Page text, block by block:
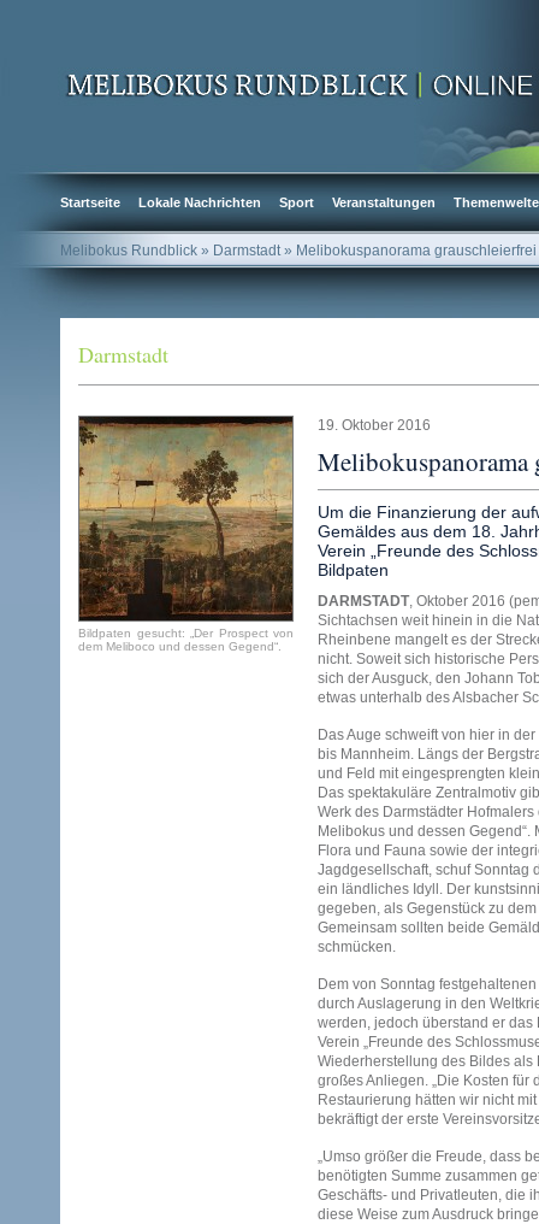
Startseite Lokale Nachrichten Sport Veranstaltungen
Melibokus Rundblick » Darmstadt » Melibokuspanorama grauschleierfrei
Darmstadt
Bildpaten gesucht: „Der Prospect von
dem Meliboco und dessen Gegend“.
19. Oktober 2016
Melibokuspanorama
Um die Finanzierung der
Gemäldes aus dem 18.
Verein „Freunde des
Bildpaten
DARMSTADT, Oktober 2016
Sichtachsen weit hinein in die
Rheinbene mangelt es der
nicht. Soweit sich historische
sich der Ausguck, den Johann
etwas unterhalb des Alsbacher
Das Auge schweift von hier in
bis Mannheim. Längs der
und Feld mit eingesprengten
Das spektakuläre Zentralmotiv
Werk des Darmstädter
Melibokus und dessen
Flora und Fauna sowie der
Jagdgesellschaft, schuf Sonntag
ein ländliches Idyll. Der
gegeben, als Gegenstück zu
Gemeinsam sollten beide
schmücken.
Dem von Sonntag
durch Auslagerung in den
werden, jedoch überstand er
Verein „Freunde des
Wiederherstellung des Bildes
großes Anliegen. „Die Kosten
Restaurierung hätten wir nicht
bekräftigt der erste
„Umso größer die Freude, dass
benötigten Summe zusammen
Geschäfts- und Privatleuten, die
diese Weise zum Ausdruck